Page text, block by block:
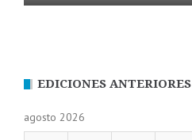
EDICIONES ANTERIORES
agosto 2026